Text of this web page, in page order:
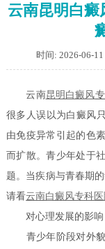
云南昆明白癜
时间: 2026-06-11
云南昆明白癜风
很多人误以为白癜风
由免疫异常引起的色
而扩散。青少年处于
题。当疾病与青春期
请看云南白癜风专科
对心理发展的影响
青少年阶段对外貌